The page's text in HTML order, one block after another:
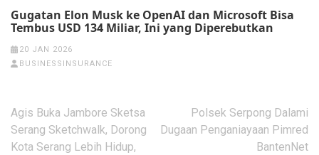
Gugatan Elon Musk ke OpenAI dan Microsoft Bisa
Tembus USD 134 Miliar, Ini yang Diperebutkan
20 JAN 2026
BUSINESSINSURANCE
Post
navigation
Agis Buka Jambore Sketsa
Serang Sketchwalk, Dorong
Kota Serang Lebih Hidup,
Polsek Serpong Dalami
Dugaan Penganiayaan Pimred
BantenNet